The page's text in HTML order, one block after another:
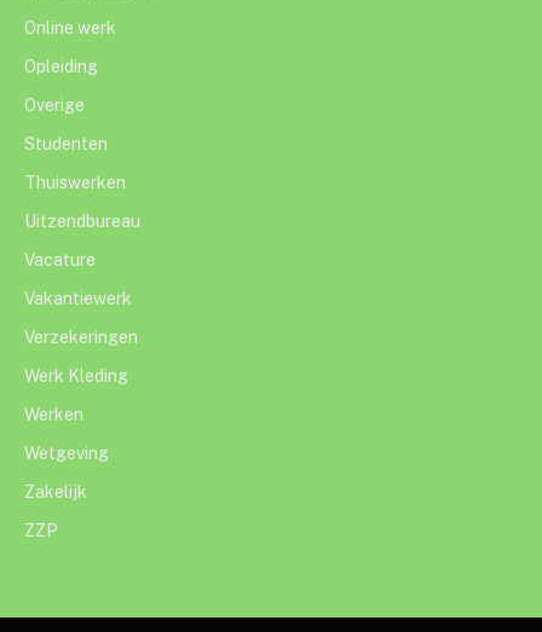
Online werk
Opleiding
Overige
Studenten
Thuiswerken
Uitzendbureau
Vacature
Vakantiewerk
Verzekeringen
Werk Kleding
Werken
Wetgeving
Zakelijk
ZZP